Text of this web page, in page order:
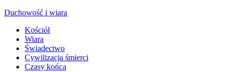
Duchowość i wiara
Kościół
Wiara
Świadectwo
Cywilizacja śmierci
Czasy końca